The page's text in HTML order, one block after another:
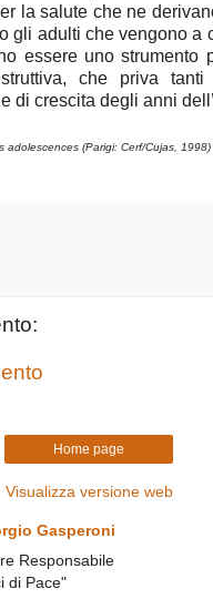
la salute che ne
gli adulti che vengono a
essere uno strumento
che priva
di crescita degli anni
adolescences (Parigi: Cerf/Cujas, 1998)
Home page
Visualizza versione web
Gasperoni
Responsabile
di Pace"